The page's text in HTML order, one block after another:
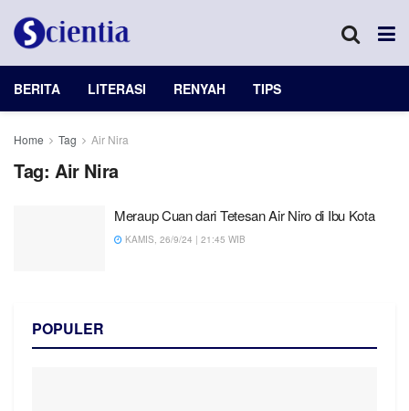
BERITA LITERASI RENYAH TIPS
Home Tag Air Nira
Tag: Air Nira
Meraup Cuan dari Tetesan Air Niro di Ibu Kota
KAMIS, 26/9/24 | 21:45 WIB
POPULER